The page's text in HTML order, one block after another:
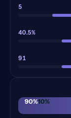
5
40.5%
91
90%10%